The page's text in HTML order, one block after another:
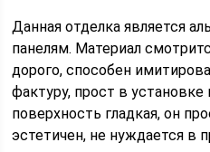
Данная отделка является
панелям. Материал
дорого, способен
фактуру, прост в
поверхность гладкая, он
эстетичен, не нуждается в